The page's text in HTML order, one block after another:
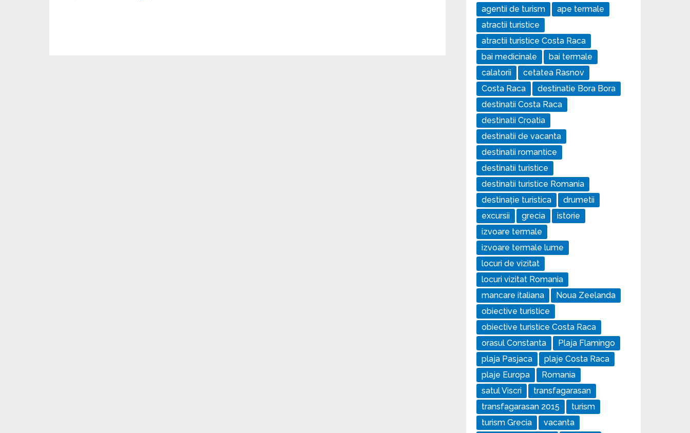
agentii de turism
ape termale
atractii turistice
atractii turistice Costa Raca
bai medicinale
bai termale
calatorii
cetatea Rasnov
Costa Raca
destinatie Bora Bora
destinatii Costa Raca
destinatii Croatia
destinatii de vacanta
destinatii romantice
destinatii turistice
destinatii turistice Romania
destinație turistica
drumetii
excursii
grecia
istorie
izvoare termale
izvoare termale lume
locuri de vizitat
locuri vizitat Romania
mancare italiana
Noua Zeelanda
obiective turistice
obiective turistice Costa Raca
orasul Constanta
Plaja Flamingo
plaja Pasjaca
plaje Costa Raca
plaje Europa
Romania
satul Viscri
transfagarasan
transfagarasan 2015
turism
turism Grecia
vacanta